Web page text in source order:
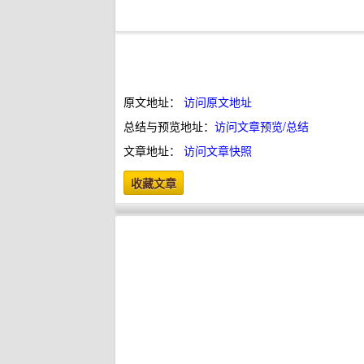
原文地址： 访问原文地址
总结与预览地址： 访问文章预览/总结
文章地址： 访问文章快照